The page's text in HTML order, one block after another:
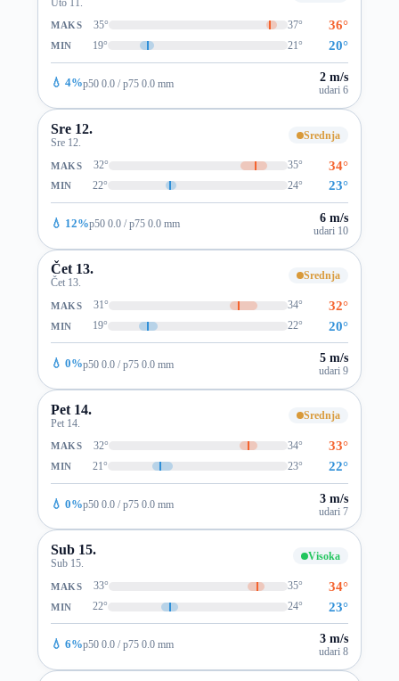
MAKS 35° 37° 36°
MIN 19° 21° 20°
💧 4%p50 0.0 / p75 0.0 mm 2 m/s
udari 6
Sre 12.
Sre 12.
Srednja
MAKS 32° 35° 34°
MIN 22° 24° 23°
💧 12%p50 0.0 / p75 0.0 mm 6 m/s
udari 10
Čet 13.
Čet 13.
Srednja
MAKS 31° 34° 32°
MIN 19° 22° 20°
💧 0%p50 0.0 / p75 0.0 mm 5 m/s
udari 9
Pet 14.
Pet 14.
Srednja
MAKS 32° 34° 33°
MIN 21° 23° 22°
💧 0%p50 0.0 / p75 0.0 mm 3 m/s
udari 7
Sub 15.
Sub 15.
Visoka
MAKS 33° 35° 34°
MIN 22° 24° 23°
💧 6%p50 0.0 / p75 0.0 mm 3 m/s
udari 8